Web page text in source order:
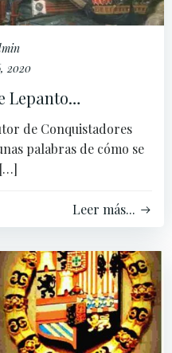
2020
Lepanto…
de Conquistadores
palabras de cómo se
Leer más...